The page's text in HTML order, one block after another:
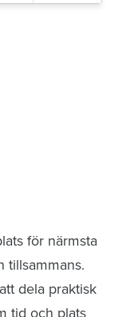
för närmsta
tillsammans.
dela praktisk
tid och plats